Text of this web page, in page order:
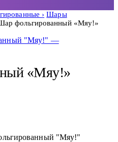
Шары
фольгированный «Мяу!»
«Мяу!»
"Мяу!"